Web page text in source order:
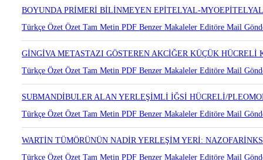
Türkçe ÖzetÖzetTam MetinPDFBenzer MakalelerEditöre Mail
BOYUNDA PRİMERİ BİLİNMEYEN EPİTELYAL-
Türkçe ÖzetÖzetTam MetinPDFBenzer MakalelerEditöre Mail
GİNGİVA METASTAZI GÖSTEREN AKCİĞER KÜÇÜK HÜCRELİ
Türkçe ÖzetÖzetTam MetinPDFBenzer MakalelerEditöre Mail
SUBMANDİBULER ALAN YERLEŞİMLİ İĞSİ HÜCRELİ/
Türkçe ÖzetÖzetTam MetinPDFBenzer MakalelerEditöre Mail